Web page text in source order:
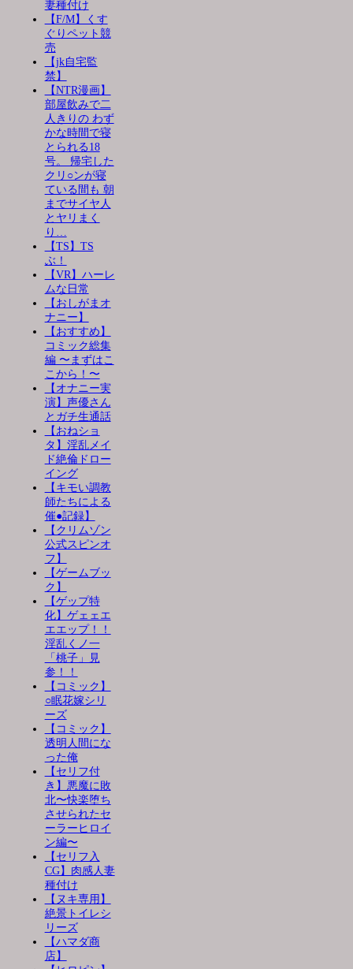
妻種付け
【F/M】くす
ぐりペット競
売
【jk自宅監
禁】
【NTR漫画】
部屋飲みで二
人きりの わず
かな時間で寝
とられる18
号。 帰宅した
クリ○ンが寝
ている間も 朝
までサイヤ人
とヤリまく
り…
【TS】TS
ぶ！
【VR】ハーレ
ムな日常
【おしがまオ
ナニー】
【おすすめ】
コミック総集
編 〜まずはこ
こから！〜
【オナニー実
演】声優さん
とガチ生通話
【おねショ
タ】淫乱メイ
ド絶倫ドロー
イング
【キモい調教
師たちによる
催●記録】
【クリムゾン
公式スピンオ
フ】
【ゲームブッ
ク】
【ゲップ特
化】ゲェェエ
エエップ！！
淫乱くノ一
「桃子」見
参！！
【コミック】
○眠花嫁シリ
ーズ
【コミック】
透明人間にな
った俺
【セリフ付
き】悪魔に敗
北〜快楽堕ち
させられたセ
ーラーヒロイ
ン編〜
【セリフ入
CG】肉感人妻
種付け
【ヌキ専用】
絶景トイレシ
リーズ
【ハマダ商
店】